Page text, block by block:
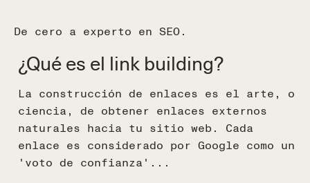
De cero a experto en SEO.
¿Qué es el link building?
La construcción de enlaces es el arte, o
ciencia, de obtener enlaces externos
naturales hacia tu sitio web. Cada
enlace es considerado por Google como un
'voto de confianza'...